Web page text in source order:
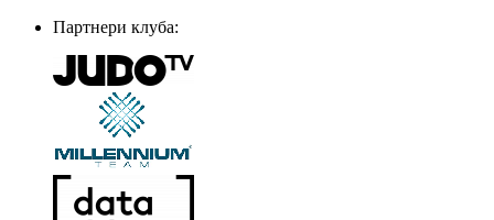
Партнери клуба: